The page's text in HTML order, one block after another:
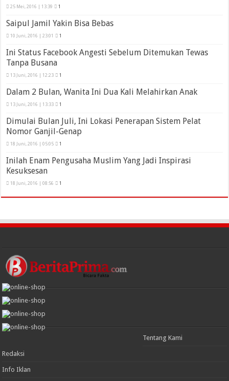
25 Mei, 2016 | 13:39 1
Saipul Jamil Yakin Bisa Bebas
10 Juni, 2016 | 23:01 1
Ini Status Facebook Angesti Sebelum Ditemukan Tewas
Tanpa Busana
13 Juni, 2016 | 12:23 1
Dalam 2 Bulan, Wanita Ini Dua Kali Melahirkan Anak
13 Juni, 2016 | 13:33 1
Dimulai Bulan Juli, Ini Lokasi Penerapan Sistem Pelat
Nomor Ganjil-Genap
18 Juni, 2016 | 05:05 1
Inilah Enam Pengusaha Muslim Yang Jadi Inspirasi
Kesuksesan
18 Juni, 2016 | 08:56 1
Tentang Kami
Redaksi
Info Iklan